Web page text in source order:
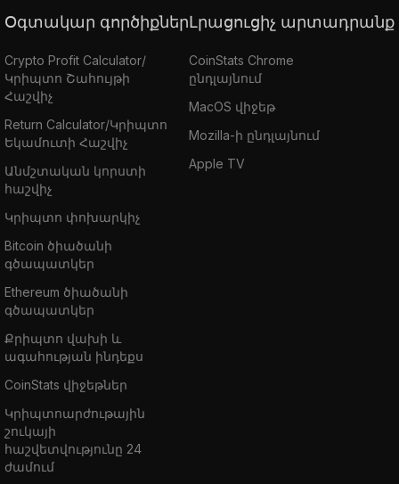
Օգտակար գործիքներ
Crypto Profit Calculator/
Կրիպտո Շահույթի
Հաշվիչ
Return Calculator/Կրիպտո
Եկամուտի Հաշվիչ
Անմշտական կորստի
հաշվիչ
Կրիպտո փոխարկիչ
Bitcoin ծիածանի
գծապատկեր
Ethereum ծիածանի
գծապատկեր
Քրիպտո վախի և
ագահության ինդեքս
CoinStats վիջեթներ
Կրիպտոարժութային
շուկայի
հաշվետվությունը 24
ժամում
Լրացուցիչ արտադրանք
CoinStats Chrome
ընդլայնում
MacOS վիջեթ
Mozilla-ի ընդլայնում
Apple TV